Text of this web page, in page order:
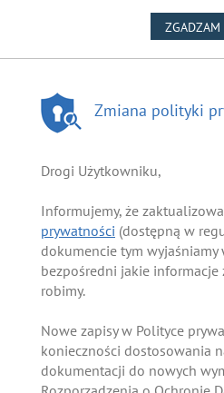
ZGADZAM
Zmiana polityki
Drogi Użytkowniku,
Informujemy, że
prywatności (dostępną w
dokumencie tym wyjaśniamy
bezpośredni jakie informacje
robimy.
Nowe zapisy w Polityce
konieczności dostosowania
dokumentacji do nowych